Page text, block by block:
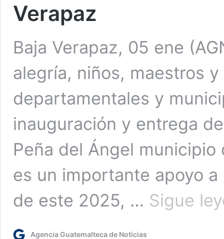
Verapaz
Baja Verapaz, 05 ene
alegría, niños, maestros
departamentales y
inauguración y entrega
Peña del Ángel municipio
es un importante apoyo
de este 2025, … Sigue
Agencia Guatemalteca de Noticias